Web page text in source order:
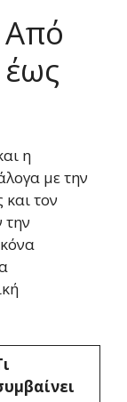
η
με την
και τον